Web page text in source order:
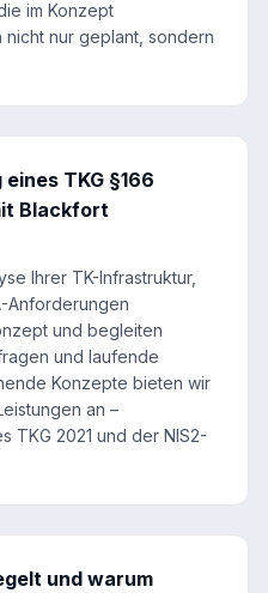
im Konzept
nur geplant, sondern
TKG §166
Blackfort
Ihrer TK-Infrastruktur,
Anforderungen
und begleiten
und laufende
Konzepte bieten wir
an –
TKG 2021 und der NIS2-
und warum